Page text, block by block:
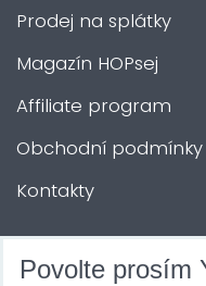
Prodej na splátky
Magazín HOPsej
Affiliate program
Obchodní podmínky
Kontakty
DALŠÍ SLUŽBY
Povolte prosím